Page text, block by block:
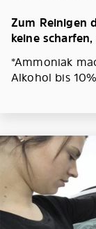
Zum Reinigen
keine
*Ammoniak
Alkohol bis